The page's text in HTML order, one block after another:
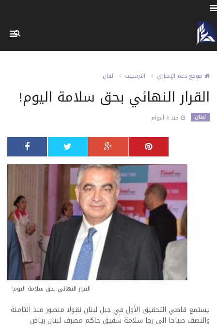
موقع دعم الإخباري الارشيف لبنان
القرار النهائي بحق سلامة اليوم!
لبنان منذ 4 أعوام
القرار النهائي بحق سلامة اليوم!
يستمع قاضي التحقيق الأول في جبل لبنان نقولا منصور منذ الثامنة
والنصف صباحا الى رجا سلامة شقيق حاكم مصرف لبنان رياض